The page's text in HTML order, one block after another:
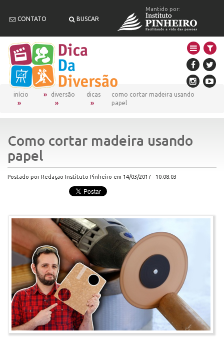
CONTATO BUSCAR
Mantido por:
início diversão dicas
como cortar madeira usando
papel
Como cortar madeira usando
papel
Postado por Redação Instituto Pinheiro em 14/03/2017 - 10:08:03